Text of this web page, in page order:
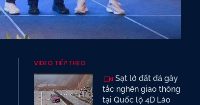
VIDEO TIẾP THEO
Sạt lở đất đá gây
tắc nghẽn giao thông
tại Quốc lộ 4D Lào